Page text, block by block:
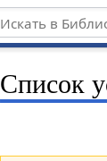
Список